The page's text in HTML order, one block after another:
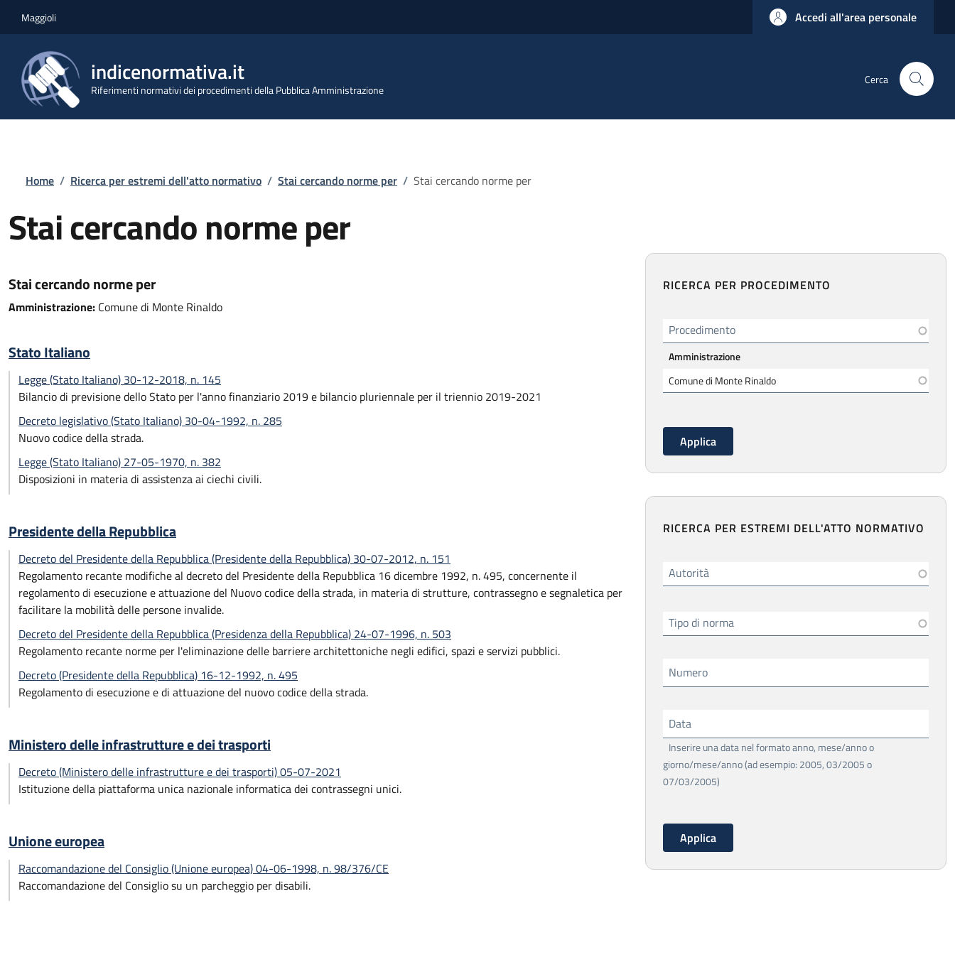
Maggioli Accedi all'area personale
indicenormativa.it
Riferimenti normativi dei procedimenti della Pubblica Amministrazione
Cerca
Briciole di pane
Home / Ricerca per estremi dell'atto normativo / Stai cercando norme per / Stai cercando norme per
Stai cercando norme per
Stai cercando norme per
Amministrazione: Comune di Monte Rinaldo
Stato Italiano
Legge (Stato Italiano) 30-12-2018, n. 145
Bilancio di previsione dello Stato per l'anno finanziario 2019 e bilancio pluriennale per il triennio 2019-2021
Decreto legislativo (Stato Italiano) 30-04-1992, n. 285
Nuovo codice della strada.
Legge (Stato Italiano) 27-05-1970, n. 382
Disposizioni in materia di assistenza ai ciechi civili.
Presidente della Repubblica
Decreto del Presidente della Repubblica (Presidente della Repubblica) 30-07-2012, n. 151
Regolamento recante modifiche al decreto del Presidente della Repubblica 16 dicembre 1992, n. 495, concernente il
regolamento di esecuzione e attuazione del Nuovo codice della strada, in materia di strutture, contrassegno e segnaletica per
facilitare la mobilità delle persone invalide.
Decreto del Presidente della Repubblica (Presidenza della Repubblica) 24-07-1996, n. 503
Regolamento recante norme per l'eliminazione delle barriere architettoniche negli edifici, spazi e servizi pubblici.
Decreto (Presidente della Repubblica) 16-12-1992, n. 495
Regolamento di esecuzione e di attuazione del nuovo codice della strada.
Ministero delle infrastrutture e dei trasporti
Decreto (Ministero delle infrastrutture e dei trasporti) 05-07-2021
Istituzione della piattaforma unica nazionale informatica dei contrassegni unici.
Unione europea
Raccomandazione del Consiglio (Unione europea) 04-06-1998, n. 98/376/CE
Raccomandazione del Consiglio su un parcheggio per disabili.
RICERCA PER PROCEDIMENTO
Procedimento
Amministrazione
RICERCA PER ESTREMI DELL'ATTO NORMATIVO
Autorità
Tipo di norma
Numero
Data
Inserire una data nel formato anno, mese/anno o
giorno/mese/anno (ad esempio: 2005, 03/2005 o
07/03/2005)